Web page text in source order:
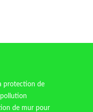
protection de
pollution
de mur pour